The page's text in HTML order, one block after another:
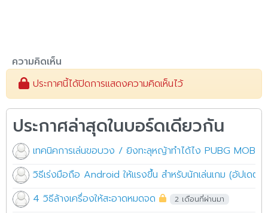
ความคิดเห็น
ประกาศนี้ได้ปิดการแสดงความคิดเห็นไว้
ประกาศล่าสุดในบอร์ดเดียวกัน
เทคนิคการเล่นขอบวง / ยิงทะลุหญ้าทำได้ไง PUBG MOBILE
วิธีเร่งมือถือ Android ให้แรงขึ้น สำหรับนักเล่นเกม (อัปเดต
4 วิธีล้างเครื่องให้สะอาดหมดจด
2 เดือนที่ผ่านมา